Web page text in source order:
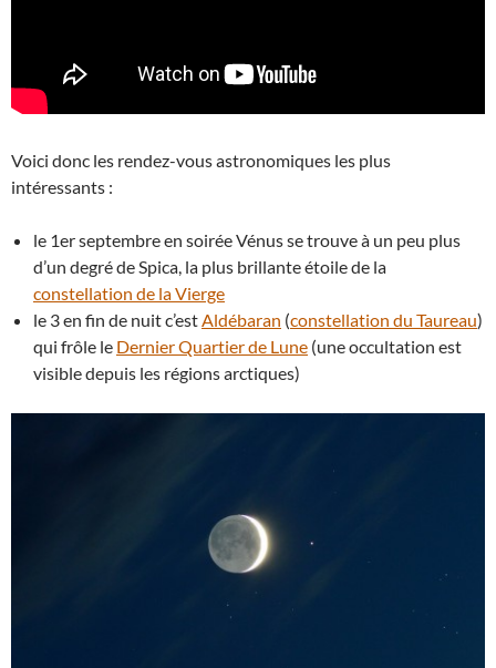
Voici donc les rendez-vous astronomiques les plus
intéressants :
le 1er septembre en soirée Vénus se trouve à un peu plus
d’un degré de Spica, la plus brillante étoile de la
constellation de la Vierge
le 3 en fin de nuit c’est Aldébaran (constellation du Taureau)
qui frôle le Dernier Quartier de Lune (une occultation est
visible depuis les régions arctiques)